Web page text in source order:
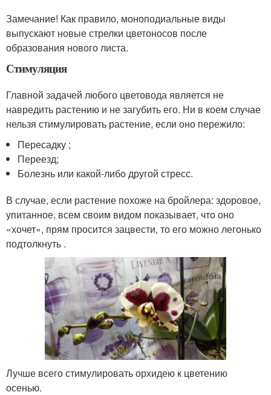
Замечание! Как правило, моноподиальные виды
выпускают новые стрелки цветоносов после
образования нового листа.
Стимуляция
Главной задачей любого цветовода является не
навредить растению и не загубить его. Ни в коем случае
нельзя стимулировать растение, если оно пережило:
Пересадку ;
Переезд;
Болезнь или какой-либо другой стресс.
В случае, если растение похоже на бройлера: здоровое,
упитанное, всем своим видом показывает, что оно
«хочет», прям просится зацвести, то его можно легонько
подтолкнуть .
Лучше всего стимулировать орхидею к цветению
осенью.